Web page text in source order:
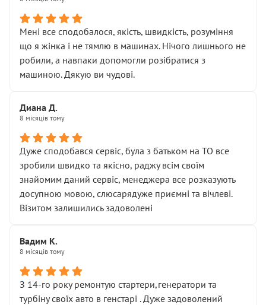
Мені все сподобалося, якість, швидкість, розуміння
що я жінка і не тямлю в машинах. Нічого лишнього не
робили, а навпаки допомогли розібратися з
машиною. Дякую ви чудові.
Диана Д.
8 місяців тому
Дуже сподобався сервіс, була з батьком на ТО все
зробили швидко та якісно, раджу всім своїм
знайомим даний сервіс, менеджера все розказують
досупною мовою, слюсарядуже приємні та вічлеві.
Візитом залишились задоволені
Вадим К.
8 місяців тому
З 14-го року ремонтую стартери,генератори та
турбіну своїх авто в генстарі . Дуже задоволений